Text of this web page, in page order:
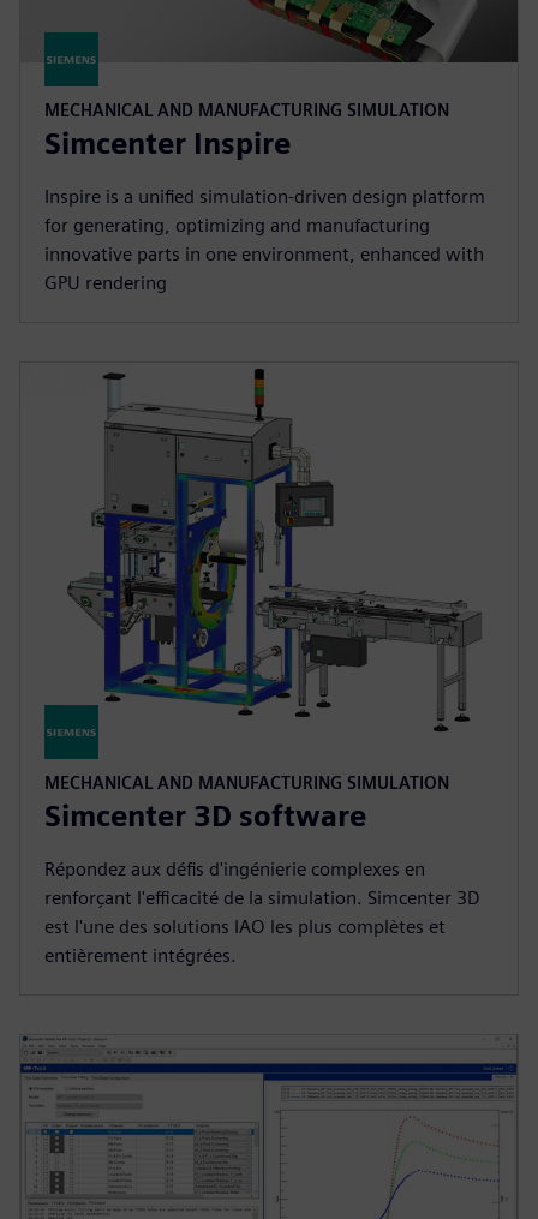
MECHANICAL AND MANUFACTURING SIMULATION
Simcenter Inspire
Inspire is a unified simulation-driven design platform
for generating, optimizing and manufacturing
innovative parts in one environment, enhanced with
GPU rendering
MECHANICAL AND MANUFACTURING SIMULATION
Simcenter 3D software
Répondez aux défis d'ingénierie complexes en
renforçant l'efficacité de la simulation. Simcenter 3D
est l'une des solutions IAO les plus complètes et
entièrement intégrées.